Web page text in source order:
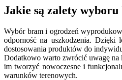
Jakie są zalety
Wybór bram i ogrodzeń
odporność na uszkodzenia. Dzięki
dostosowania produktów do
Dodatkowo warto zwrócić uwagę
im tworzyć nowoczesne i
warunków terenowych.